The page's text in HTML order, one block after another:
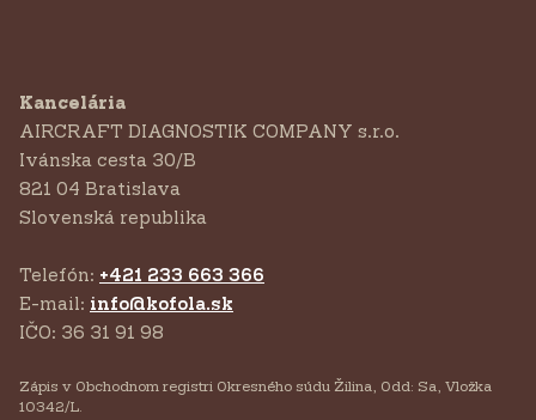
Kancelária
AIRCRAFT DIAGNOSTIK COMPANY s.r.o.
‍Ivánska cesta 30/B
821 04 Bratislava
Slovenská republika
Telefón: +421 233 663 366
E-mail: info@kofola.sk
IČO: 36 31 91 98
Zápis v Obchodnom registri Okresného súdu Žilina, Odd: Sa, Vložka
10342/L.